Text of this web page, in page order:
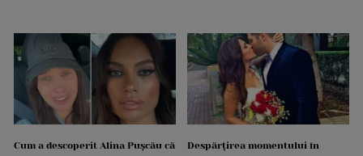
Cum a descoperit Alina Pușcău că
Despărțirea momentului în